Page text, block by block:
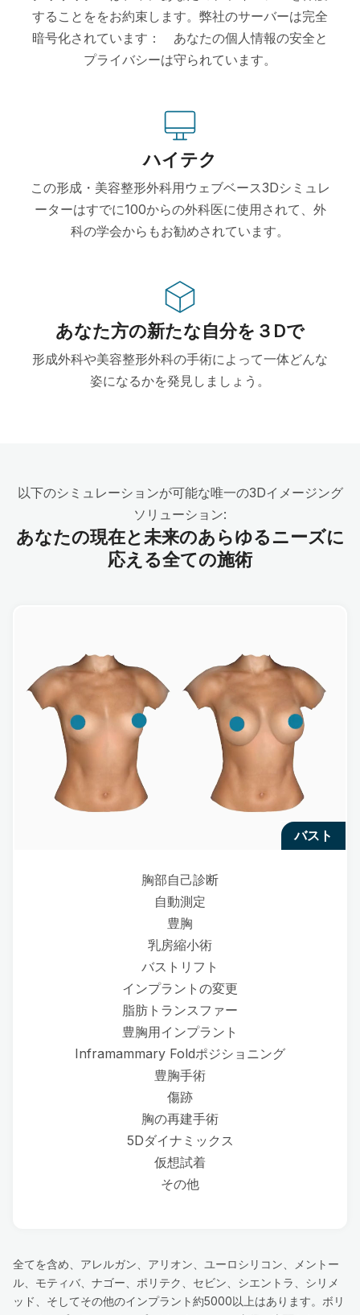
することををお約束します。弊社のサーバーは完全
暗号化されています： あなたの個人情報の安全と
プライバシーは守られています。
ハイテク
この形成・美容整形外科用ウェブベース3Dシミュレ
ーターはすでに100からの外科医に使用されて、外
科の学会からもお勧めされています。
あなた方の新たな自分を３Dで
形成外科や美容整形外科の手術によって一体どんな
姿になるかを発見しましょう。
以下のシミュレーションが可能な唯一の3Dイメージング
ソリューション:
あなたの現在と未来のあらゆるニーズに
応える全ての施術
バスト
胸部自己診断
自動測定
豊胸
乳房縮小術
バストリフト
インプラントの変更
脂肪トランスファー
豊胸用インプラント
Inframammary Foldポジショニング
豊胸手術
傷跡
胸の再建手術
5Dダイナミックス
仮想試着
その他
全てを含め、アレルガン、アリオン、ユーロシリコン、メントー
ル、モティバ、ナゴー、ポリテク、セビン、シエントラ、シリメ
ッド、そしてその他のインプラント約5000以上はあります。ボリ